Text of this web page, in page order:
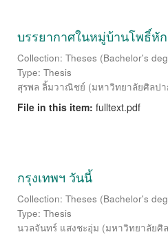
บรรยากาศในหมู่บ้านโพธิ์หัก
Collection: Theses (Bachelor's
Type: Thesis
สุรพล ลิ้มวาณิชย์ (มหาวิทยาลัยศิลปา
File in this item: fulltext.pdf
กรุงเทพฯ วันนี้
Collection: Theses (Bachelor's
Type: Thesis
นวลจันทร์ แสงชะอุ่ม (มหาวิทยาลัยศิ